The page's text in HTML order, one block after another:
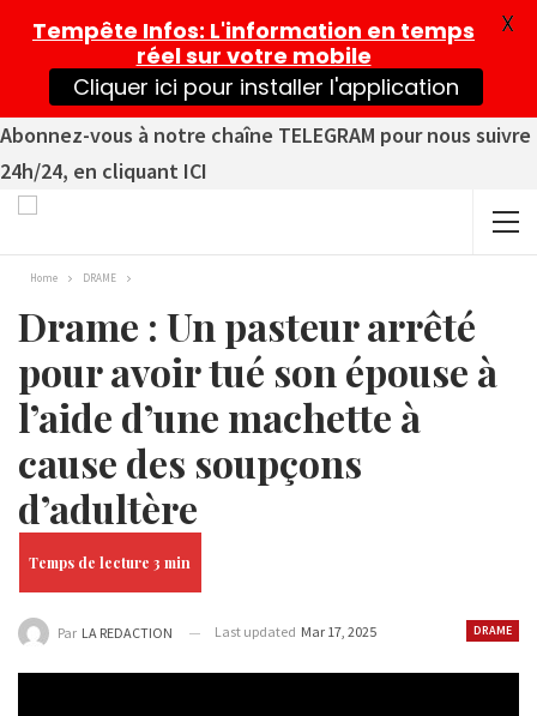
Abonnez-vous à notre chaîne TELEGRAM pour nous suivre
24h/24, en cliquant ICI
Home DRAME
Drame : Un pasteur arrêté
pour avoir tué son épouse à
l’aide d’une machette à
cause des soupçons
d’adultère
DRAME
Par LA REDACTION Last updated Mar 17, 2025
Tempête Infos: L'information en temps
réel sur votre mobile
Cliquer ici pour installer l'application
X